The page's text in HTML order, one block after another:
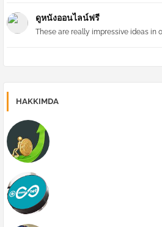
ดูหนังออนไลน์ฟรี
These are really impressive ideas in
HAKKIMDA